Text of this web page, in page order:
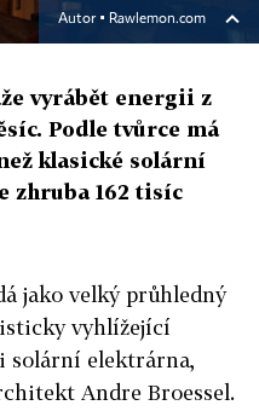
Autor ▪ Rawlemon.com
vyrábět energii z
Podle tvůrce má
klasické solární
zhruba 162 tisíc
jako velký průhledný
vyhlížející
solární elektrárna,
Andre Broessel.